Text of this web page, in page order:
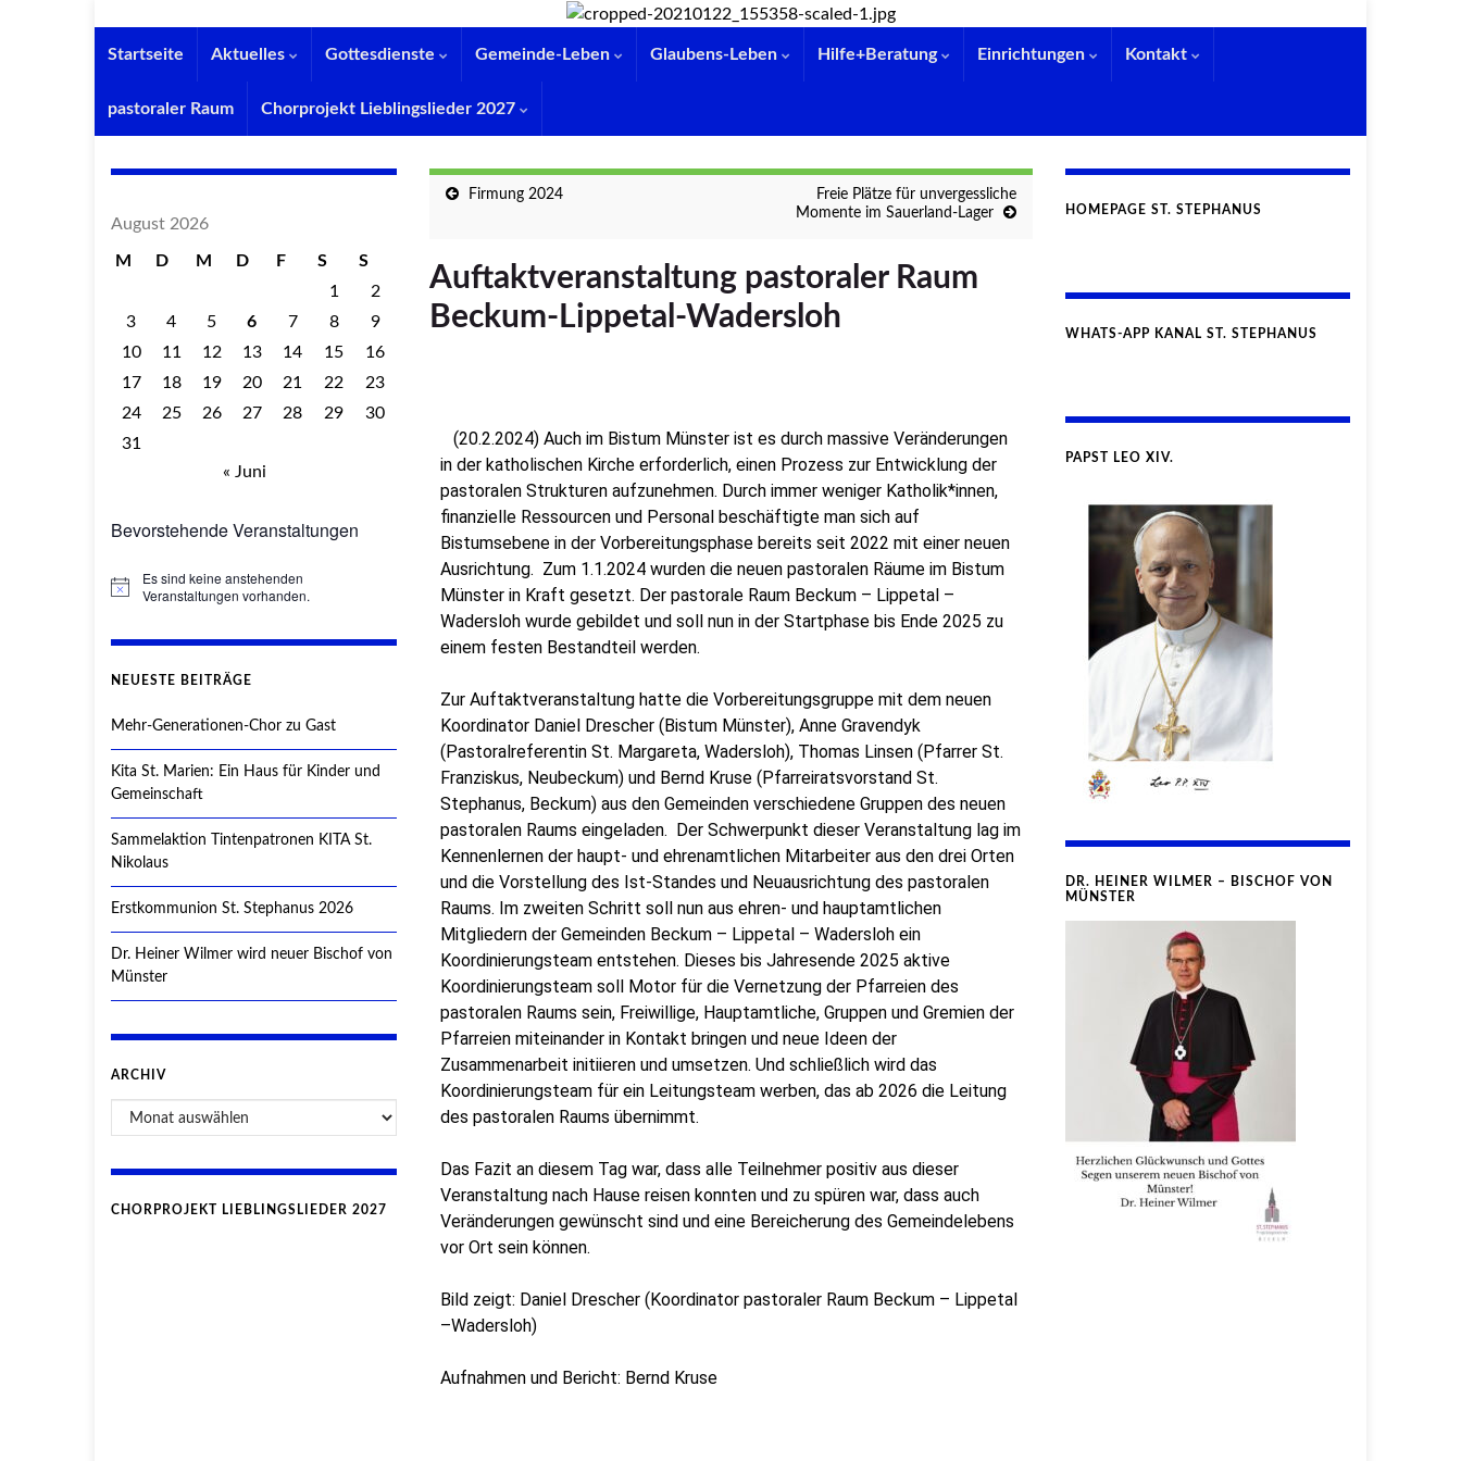
Startseite Aktuelles Gottesdienste Gemeinde-Leben Glaubens-Leben Hilfe+Beratung Einrichtungen Kontakt
pastoraler Raum Chorprojekt Lieblingslieder 2027
Firmung 2024
Freie Plätze für unvergessliche
Momente im Sauerland-Lager
Auftaktveranstaltung pastoraler Raum
Beckum-Lippetal-Wadersloh
(20.2.2024) Auch im Bistum Münster ist es durch massive Veränderungen
in der katholischen Kirche erforderlich, einen Prozess zur Entwicklung der
pastoralen Strukturen aufzunehmen. Durch immer weniger Katholik*innen,
finanzielle Ressourcen und Personal beschäftigte man sich auf
Bistumsebene in der Vorbereitungsphase bereits seit 2022 mit einer neuen
Ausrichtung. Zum 1.1.2024 wurden die neuen pastoralen Räume im Bistum
Münster in Kraft gesetzt. Der pastorale Raum Beckum – Lippetal –
Wadersloh wurde gebildet und soll nun in der Startphase bis Ende 2025 zu
einem festen Bestandteil werden.
Zur Auftaktveranstaltung hatte die Vorbereitungsgruppe mit dem neuen
Koordinator Daniel Drescher (Bistum Münster), Anne Gravendyk
(Pastoralreferentin St. Margareta, Wadersloh), Thomas Linsen (Pfarrer St.
Franziskus, Neubeckum) und Bernd Kruse (Pfarreiratsvorstand St.
Stephanus, Beckum) aus den Gemeinden verschiedene Gruppen des neuen
pastoralen Raums eingeladen. Der Schwerpunkt dieser Veranstaltung lag im
Kennenlernen der haupt- und ehrenamtlichen Mitarbeiter aus den drei Orten
und die Vorstellung des Ist-Standes und Neuausrichtung des pastoralen
Raums. Im zweiten Schritt soll nun aus ehren- und hauptamtlichen
Mitgliedern der Gemeinden Beckum – Lippetal – Wadersloh ein
Koordinierungsteam entstehen. Dieses bis Jahresende 2025 aktive
Koordinierungsteam soll Motor für die Vernetzung der Pfarreien des
pastoralen Raums sein, Freiwillige, Hauptamtliche, Gruppen und Gremien der
Pfarreien miteinander in Kontakt bringen und neue Ideen der
Zusammenarbeit initiieren und umsetzen. Und schließlich wird das
Koordinierungsteam für ein Leitungsteam werben, das ab 2026 die Leitung
des pastoralen Raums übernimmt.
Das Fazit an diesem Tag war, dass alle Teilnehmer positiv aus dieser
Veranstaltung nach Hause reisen konnten und zu spüren war, dass auch
Veränderungen gewünscht sind und eine Bereicherung des Gemeindelebens
vor Ort sein können.
Bild zeigt: Daniel Drescher (Koordinator pastoraler Raum Beckum – Lippetal
–Wadersloh)
Aufnahmen und Bericht: Bernd Kruse
August 2026
M D M D F S
S
1
2
3
4 5 6 7 8
9
10
11 12 13 14 15
16
17
18 19 20 21 22
23
24
25 26 27 28 29
30
31
« Juni
Bevorstehende Veranstaltungen
Hinweis
Es sind keine anstehenden
Veranstaltungen vorhanden.
NEUESTE BEITRÄGE
Mehr-Generationen-Chor zu Gast
Kita St. Marien: Ein Haus für Kinder und
Gemeinschaft
Sammelaktion Tintenpatronen KITA St.
Nikolaus
Erstkommunion St. Stephanus 2026
Dr. Heiner Wilmer wird neuer Bischof von
Münster
ARCHIV
CHORPROJEKT LIEBLINGSLIEDER 2027
HOMEPAGE ST. STEPHANUS
WHATS-APP KANAL ST. STEPHANUS
PAPST LEO XIV.
DR. HEINER WILMER – BISCHOF VON
MÜNSTER